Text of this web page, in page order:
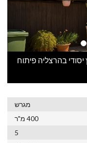
מגרש
400 מ"ר
5